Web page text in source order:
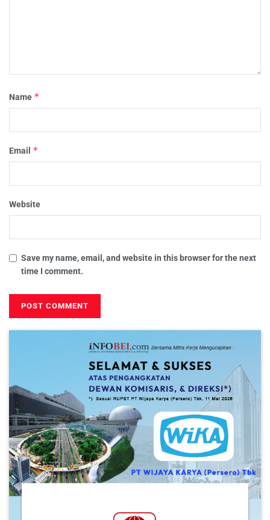
Name *
Email *
Website
Save my name, email, and website in this browser for the next
time I comment.